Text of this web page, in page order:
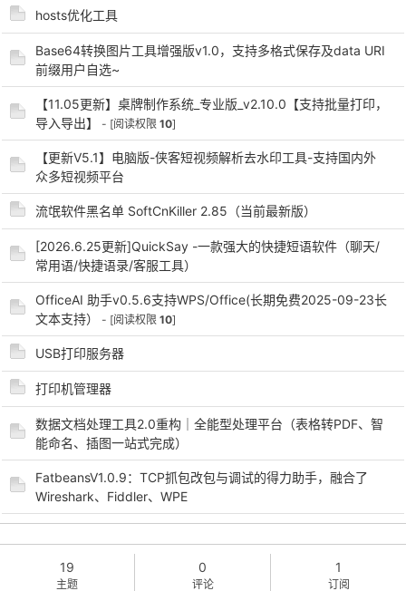
52
hosts优化工具
Base64转换图片工具增强版v1.0，支持多格式保存及data URI
前缀用户自选~
【11.05更新】桌牌制作系统_专业版_v2.10.0【支持批量打印，
导入导出】
- [阅读权限 10]
【更新V5.1】电脑版-侠客短视频解析去水印工具-支持国内外
众多短视频平台
流氓软件黑名单 SoftCnKiller 2.85（当前最新版）
[2026.6.25更新]QuickSay -一款强大的快捷短语软件（聊天/
常用语/快捷语录/客服工具）
OfficeAI 助手v0.5.6支持WPS/Office(长期免费2025-09-23长
文本支持）
- [阅读权限 10]
USB打印服务器
打印机管理器
数据文档处理工具2.0重构｜全能型处理平台（表格转PDF、智
能命名、插图一站式完成）
FatbeansV1.0.9：TCP抓包改包与调试的得力助手，融合了
Wireshark、Fiddler、WPE
19
主题
0
评论
1
订阅